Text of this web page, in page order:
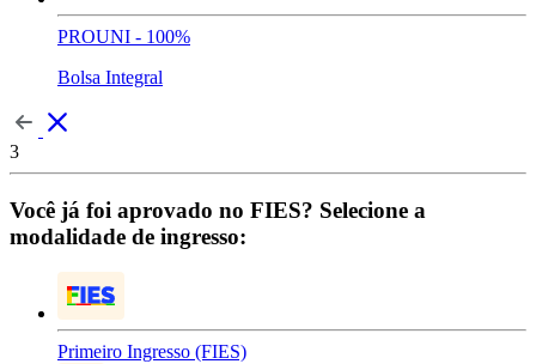
PROUNI - 100%
Bolsa Integral
3
Você já foi aprovado no FIES? Selecione a
modalidade de ingresso:
Primeiro Ingresso (FIES)